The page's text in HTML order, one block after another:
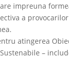
impreuna
a
atingerea
–